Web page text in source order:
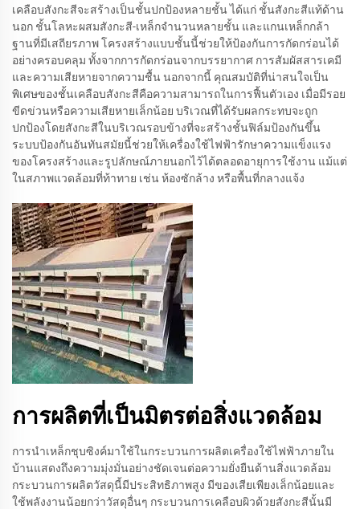
เคลือบสังกะสีจะสร้างเป็นชั้นปกป้องหลายชั้น ได้แก่ ชั้นสังกะสีแท้ด้าน
นอก ชั้นโลหะผสมสังกะสี-เหล็กจำนวนหลายชั้น และแกนเหล็กกล้า
ฐานที่มีเสถียรภาพ โครงสร้างแบบชั้นนี้ช่วยให้ป้องกันการกัดกร่อนได้
อย่างครอบคลุม ทั้งจากการกัดกร่อนจากบรรยากาศ การสัมผัสสารเคมี
และความเสียหายจากความชื้น นอกจากนี้ คุณสมบัติที่น่าสนใจเป็น
พิเศษของชั้นเคลือบสังกะสีคือความสามารถในการฟื้นตัวเอง เมื่อมีรอย
ขีดข่วนหรือความเสียหายเล็กน้อย บริเวณที่ได้รับผลกระทบจะถูก
ปกป้องโดยสังกะสีในบริเวณรอบข้างที่จะสร้างชั้นฟิล์มป้องกันขึ้น
ระบบป้องกันอันทันสมัยนี้ช่วยให้เครื่องใช้ไฟฟ้ารักษาความแข็งแรง
ของโครงสร้างและรูปลักษณ์ภายนอกไว้ได้ตลอดอายุการใช้งาน แม้แต่
ในสภาพแวดล้อมที่ท้าทาย เช่น ห้องซักล้าง หรือพื้นที่กลางแจ้ง
การผลิตที่เป็นมิตรต่อสิ่งแวดล้อม
การนำเหล็กชุบซิงค์มาใช้ในกระบวนการผลิตเครื่องใช้ไฟฟ้าภายใน
บ้านแสดงถึงความมุ่งมั่นอย่างชัดเจนต่อความยั่งยืนด้านสิ่งแวดล้อม
กระบวนการผลิตวัสดุนี้มีประสิทธิภาพสูง มีของเสียเพียงเล็กน้อยและ
ใช้พลังงานน้อยกว่าวัสดุอื่นๆ กระบวนการเคลือบผิวด้วยสังกะสีนั้นมี